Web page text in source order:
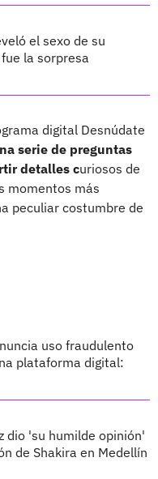
el sexo de su
la sorpresa
digital Desnúdate
serie de preguntas
detalles curiosos de
momentos más
peculiar costumbre de
uso fraudulento
plataforma digital:
dio 'su humilde opinión'
de Shakira en Medellín